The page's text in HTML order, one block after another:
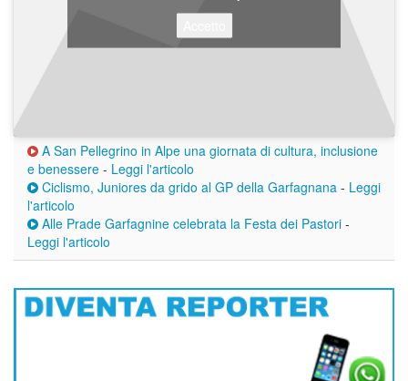
A San Pellegrino in Alpe una giornata di cultura, inclusione
e benessere - Leggi l'articolo
Ciclismo, Juniores da grido al GP della Garfagnana - Leggi
l'articolo
Alle Prade Garfagnine celebrata la Festa dei Pastori -
Leggi l'articolo